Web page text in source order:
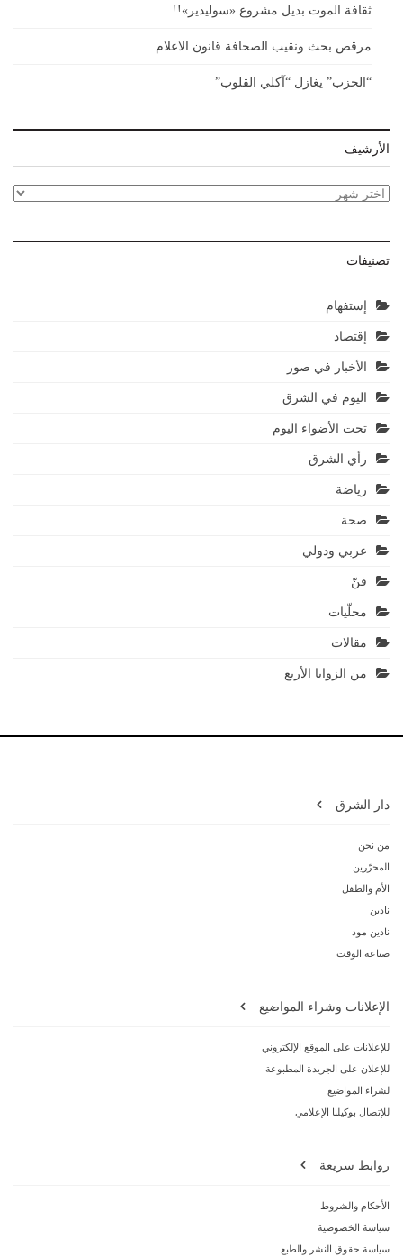
ثقافة الموت بديل مشروع «سوليدير»!!
مرقص بحث ونقيب الصحافة قانون الاعلام
“الحزب” يغازل “آكلي القلوب”
الأرشيف
الأرشيف
تصنيفات
إستفهام
إقتصاد
الأخبار في صور
اليوم في الشرق
تحت الأضواء اليوم
رأي الشرق
رياضة
صحة
عربي ودولي
فنّ
محلّيات
مقالات
من الزوايا الأربع
دار الشرق
من نحن
المحرّرين
الأم والطفل
نادين
نادين مود
صناعة الوقت
الإعلانات وشراء المواضيع
للإعلانات على الموقع الإلكتروني
للإعلان على الجريدة المطبوعة
لشراء المواضيع
للإتصال بوكيلنا الإعلامي
روابط سريعة
الأحكام والشروط
سياسة الخصوصية
سياسة حقوق النشر والطبع